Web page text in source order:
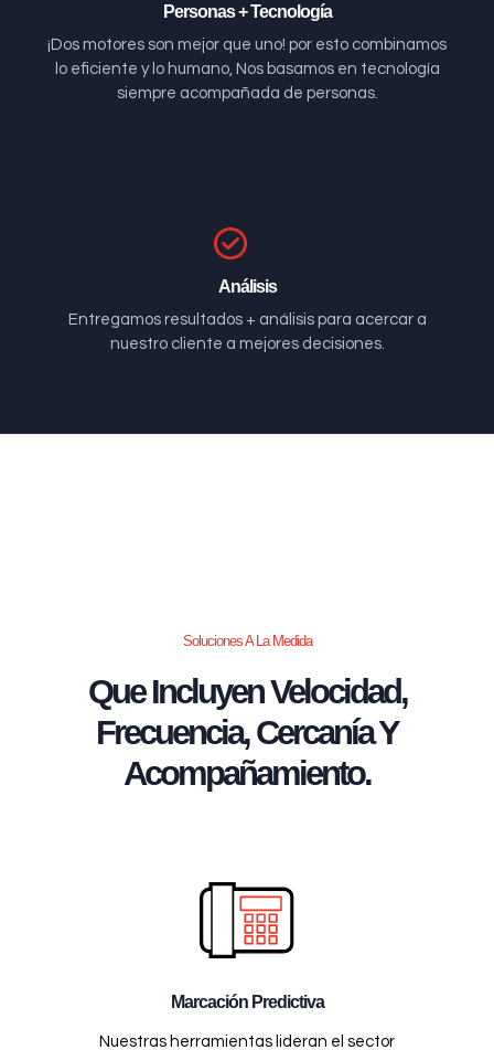
Personas + Tecnología
¡Dos motores son mejor que uno! por esto combinamos
lo eficiente y lo humano, Nos basamos en tecnología
siempre acompañada de personas.
Análisis
Entregamos resultados + análisis para acercar a
nuestro cliente a mejores decisiones.
Soluciones A La Medida
Que Incluyen Velocidad,
Frecuencia, Cercanía Y
Acompañamiento.
Marcación Predictiva
Nuestras herramientas lideran el sector